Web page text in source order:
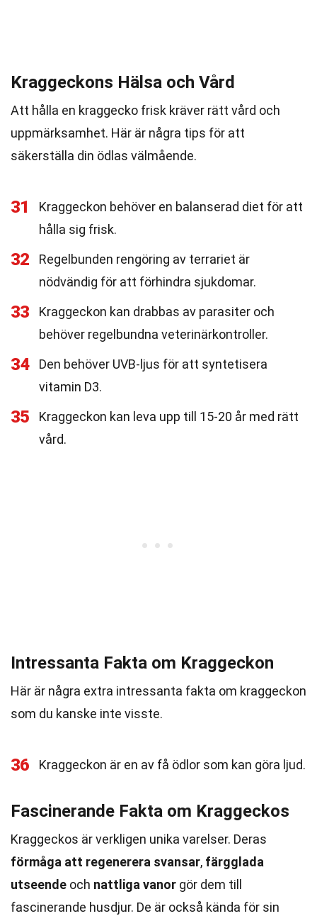
Kraggeckons Hälsa och Vård
Att hålla en kraggecko frisk kräver rätt vård och
uppmärksamhet. Här är några tips för att
säkerställa din ödlas välmående.
31
Kraggeckon behöver en balanserad diet för att
hålla sig frisk.
32
Regelbunden rengöring av terrariet är
nödvändig för att förhindra sjukdomar.
33
Kraggeckon kan drabbas av parasiter och
behöver regelbundna veterinärkontroller.
34
Den behöver UVB-ljus för att syntetisera
vitamin D3.
35
Kraggeckon kan leva upp till 15-20 år med rätt
vård.
Intressanta Fakta om Kraggeckon
Här är några extra intressanta fakta om kraggeckon
som du kanske inte visste.
36 Kraggeckon är en av få ödlor som kan göra ljud.
Fascinerande Fakta om Kraggeckos
Kraggeckos är verkligen unika varelser. Deras
förmåga att regenerera svansar, färgglada
utseende och nattliga vanor gör dem till
fascinerande husdjur. De är också kända för sin